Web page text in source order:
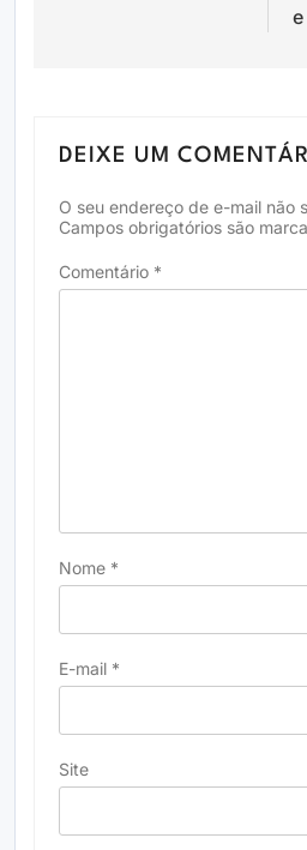
DEIXE UM
O seu endereço de e-mail não
Campos obrigatórios são
Comentário *
Nome *
E-mail *
Site